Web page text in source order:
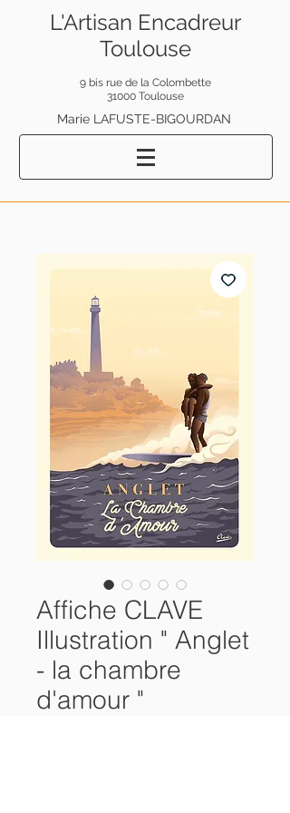
L'Artisan Encadreur
Toulouse
9 bis rue de la Colombette
31000 Toulouse
Marie LAFUSTE-BIGOURDAN
Affiche CLAVE
Illustration " Anglet
- la chambre
d'amour "